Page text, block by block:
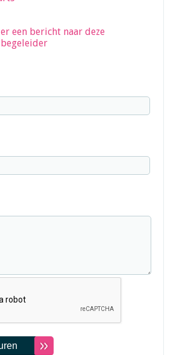
een bericht naar deze